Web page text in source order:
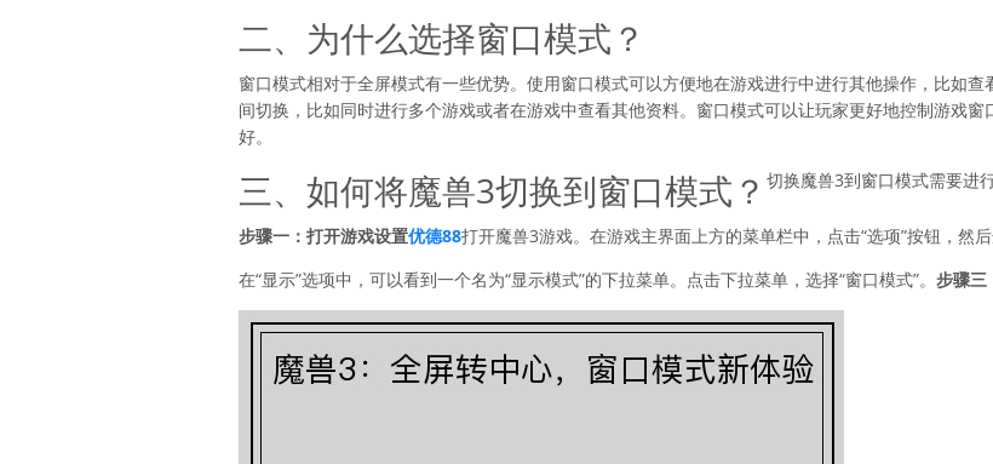
二、为什么选择窗口模式？
窗口模式相对于全屏模式有一些优势。使用窗口模式可以方便地在游戏进行中进行其他操作，比如
间切换，比如同时进行多个游戏或者在游戏中查看其他资料。窗口模式可以让玩家更好地控制游戏
好。
三、如何将魔兽3切换到窗口模式？ 切换魔兽3到窗口模式需要进
步骤一：打开游戏设置优德88打开魔兽3游戏。在游戏主界面上方的菜单栏中，点击“选项”按钮，然后
在“显示”选项中，可以看到一个名为“显示模式”的下拉菜单。点击下拉菜单，选择“窗口模式”。 步骤三